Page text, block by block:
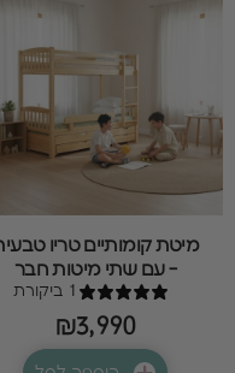
מיטת קומותיים טריו
- עם שתי מיטות חבר
1 ביקורת
₪3,990